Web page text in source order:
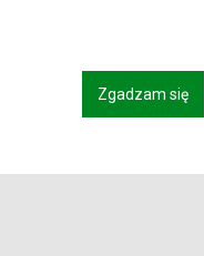
Zgadzam się